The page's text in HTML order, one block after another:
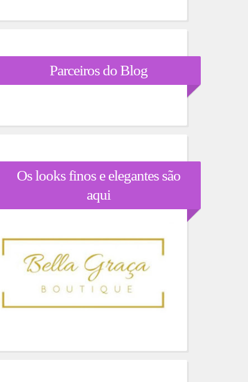
Parceiros do Blog
Os looks finos e elegantes são
aqui